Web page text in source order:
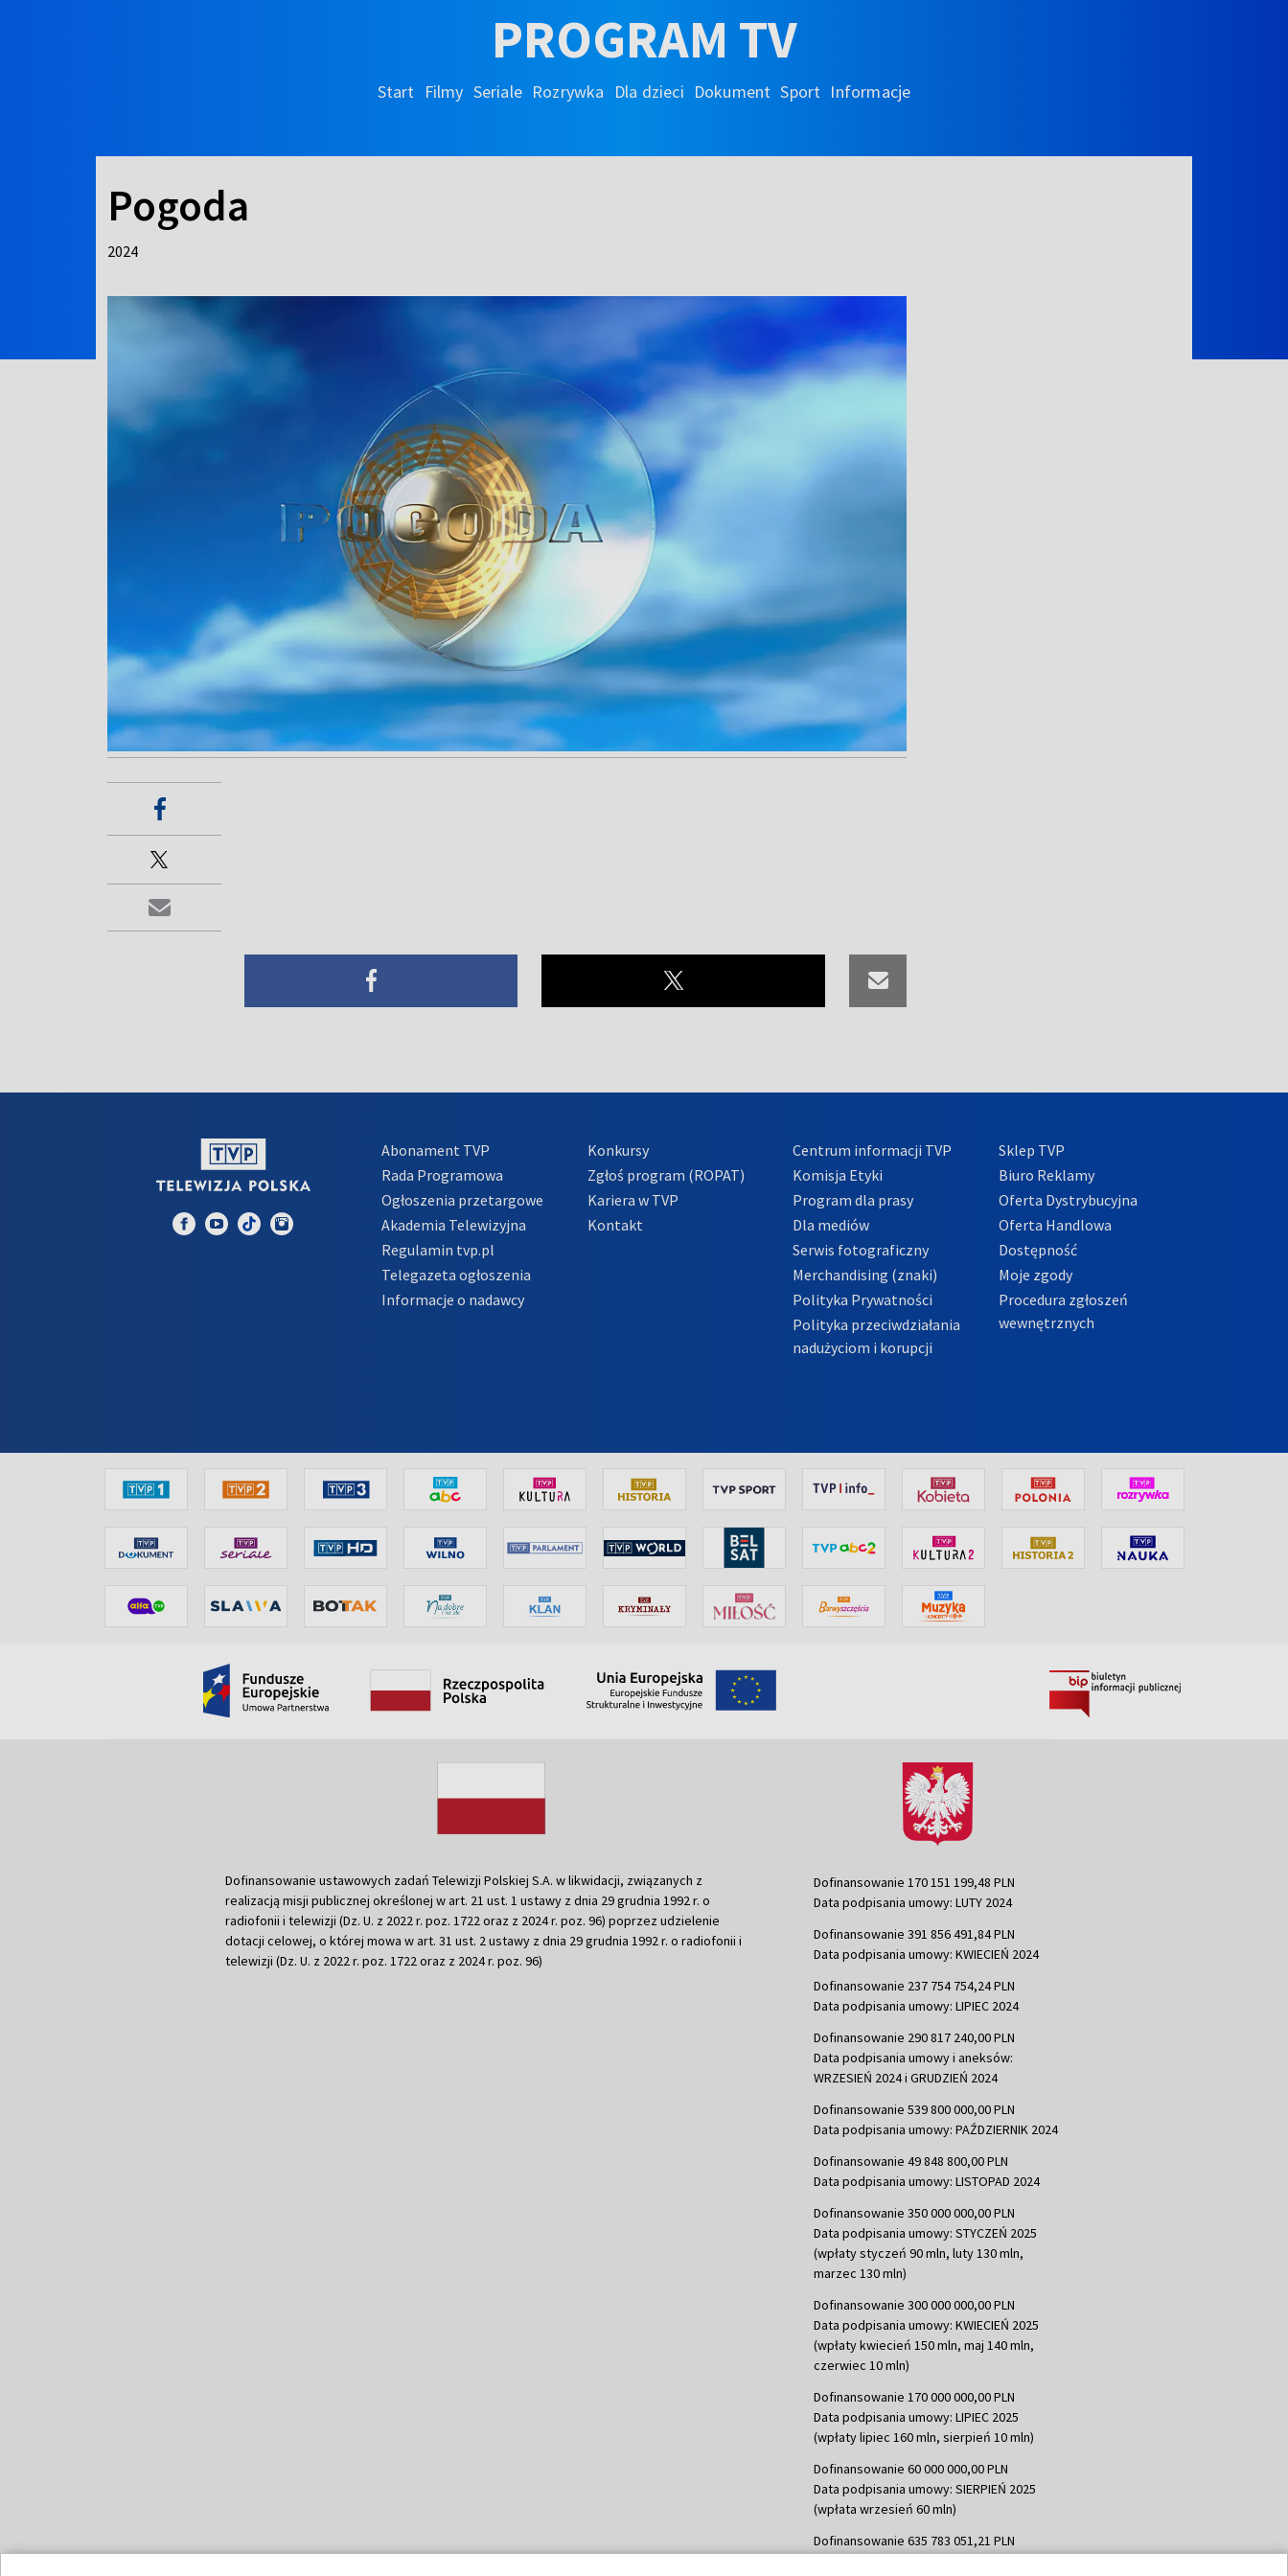
PROGRAM TV
Start Filmy Seriale Rozrywka Dla dzieci Dokument Sport Informacje
Pogoda
2024
Abonament TVP
Rada Programowa
Ogłoszenia przetargowe
Akademia Telewizyjna
Regulamin tvp.pl
Telegazeta ogłoszenia
Informacje o nadawcy
Konkursy
Zgłoś program (ROPAT)
Kariera w TVP
Kontakt
Centrum informacji TVP
Komisja Etyki
Program dla prasy
Dla mediów
Serwis fotograficzny
Merchandising (znaki)
Polityka Prywatności
Polityka przeciwdziałania
nadużyciom i korupcji
Sklep TVP
Biuro Reklamy
Oferta Dystrybucyjna
Oferta Handlowa
Dostępność
Moje zgody
Procedura zgłoszeń
wewnętrznych
Dofinansowanie ustawowych zadań Telewizji Polskiej S.A. w likwidacji, związanych z
realizacją misji publicznej określonej w art. 21 ust. 1 ustawy z dnia 29 grudnia 1992 r. o
radiofonii i telewizji (Dz. U. z 2022 r. poz. 1722 oraz z 2024 r. poz. 96) poprzez udzielenie
dotacji celowej, o której mowa w art. 31 ust. 2 ustawy z dnia 29 grudnia 1992 r. o radiofonii i
telewizji (Dz. U. z 2022 r. poz. 1722 oraz z 2024 r. poz. 96)
Dofinansowanie 170 151 199,48 PLN
Data podpisania umowy: LUTY 2024
Dofinansowanie 391 856 491,84 PLN
Data podpisania umowy: KWIECIEŃ 2024
Dofinansowanie 237 754 754,24 PLN
Data podpisania umowy: LIPIEC 2024
Dofinansowanie 290 817 240,00 PLN
Data podpisania umowy i aneksów:
WRZESIEŃ 2024 i GRUDZIEŃ 2024
Dofinansowanie 539 800 000,00 PLN
Data podpisania umowy: PAŹDZIERNIK 2024
Dofinansowanie 49 848 800,00 PLN
Data podpisania umowy: LISTOPAD 2024
Dofinansowanie 350 000 000,00 PLN
Data podpisania umowy: STYCZEŃ 2025
(wpłaty styczeń 90 mln, luty 130 mln,
marzec 130 mln)
Dofinansowanie 300 000 000,00 PLN
Data podpisania umowy: KWIECIEŃ 2025
(wpłaty kwiecień 150 mln, maj 140 mln,
czerwiec 10 mln)
Dofinansowanie 170 000 000,00 PLN
Data podpisania umowy: LIPIEC 2025
(wpłaty lipiec 160 mln, sierpień 10 mln)
Dofinansowanie 60 000 000,00 PLN
Data podpisania umowy: SIERPIEŃ 2025
(wpłata wrzesień 60 mln)
Dofinansowanie 635 783 051,21 PLN